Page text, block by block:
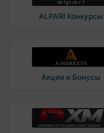
ALPARI Конкурсы
Акции и Бонусы